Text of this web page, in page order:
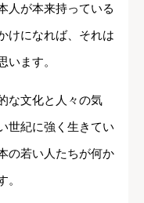
人が本来持っている
けになれば、それは
います。
な文化と人々の気
世紀に強く生きてい
の若い人たちが何か
。